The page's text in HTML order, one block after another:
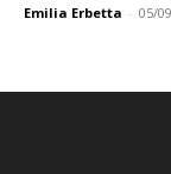
Emilia Erbetta - 05/